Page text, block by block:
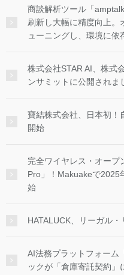
商談解析ツール「
刷新し大幅に精度向上。
ューニングし、環境に依
株式会社STAR AI、株式
ンサミットに公開されま
寶結株式会社、日本初！
開始
完全ワイヤレス・オープ
Pro」！Makuakeで2025
始
HATALUCK、リーガル
AI法務プラットフォーム
ックが「倉庫寄託契約」